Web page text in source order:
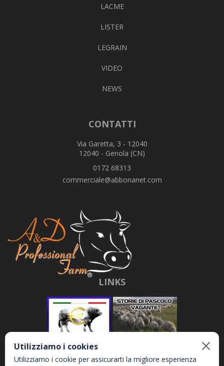
LACME
LISTER
LEGRAIN
VIDEO
NEWS
CONTATTI
Via Garetta, 3 - 12040
12040 - Genola (CN)
0172 68313
commerciale@abbonanet.com
LINKS
Utilizziamo i cookies
Utilizziamo i cookie per assicurarti la migliore esperienza